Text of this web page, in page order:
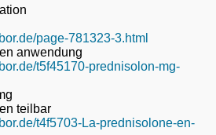
page-781323-3.html
anwendung
t5f45170-prednisolon-mg-
teilbar
t4f5703-La-prednisolone-en-